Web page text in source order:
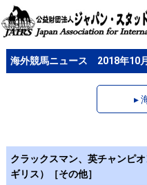
海外競馬ニュース 2018年10
▸
クラックスマン、英チャンピ
ギリス）［その他］